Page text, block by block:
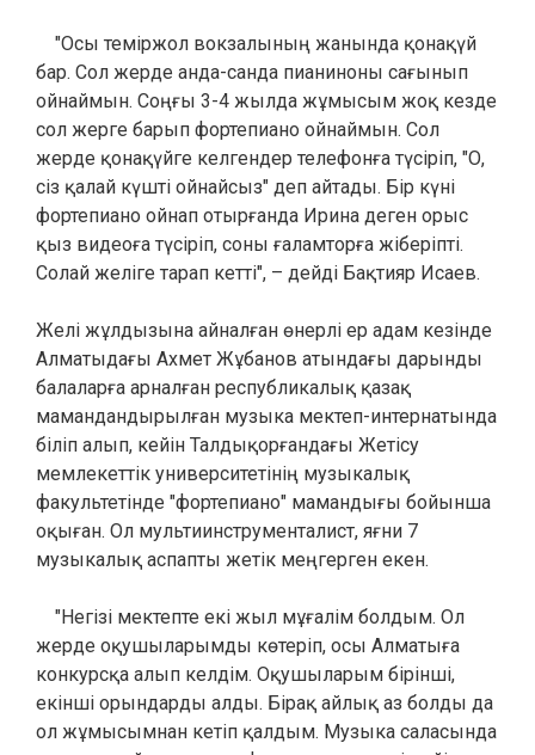
"Осы теміржол вокзалының жанында қонақүй
бар. Сол жерде анда-санда пианиноны сағынып
ойнаймын. Соңғы 3-4 жылда жұмысым жоқ кезде
сол жерге барып фортепиано ойнаймын. Сол
жерде қонақүйге келгендер телефонға түсіріп, "О,
сіз қалай күшті ойнайсыз" деп айтады. Бір күні
фортепиано ойнап отырғанда Ирина деген орыс
қыз видеоға түсіріп, соны ғаламторға жіберіпті.
Солай желіге тарап кетті", – дейді Бақтияр Исаев.
Желі жұлдызына айналған өнерлі ер адам кезінде
Алматыдағы Ахмет Жұбанов атындағы дарынды
балаларға арналған республикалық қазақ
мамандандырылған музыка мектеп-интернатында
біліп алып, кейін Талдықорғандағы Жетісу
мемлекеттік университетінің музыкалық
факультетінде "фортепиано" мамандығы бойынша
оқыған. Ол мультиинструменталист, яғни 7
музыкалық аспапты жетік меңгерген екен.
"Негізі мектепте екі жыл мұғалім болдым. Ол
жерде оқушыларымды көтеріп, осы Алматыға
конкурсқа алып келдім. Оқушыларым бірінші,
екінші орындарды алды. Бірақ айлық аз болды да
ол жұмысымнан кетіп қалдым. Музыка саласында